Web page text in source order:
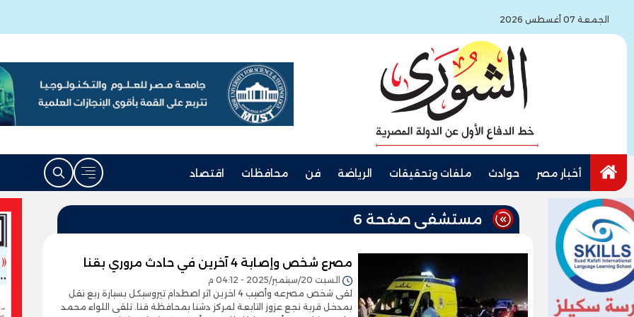
الجمعة 07 أغسطس 2026
أخبار مصر حوادث ملفات وتحقيقات الرياضة فن محافظات اقتصاد
مستشفى صفحة 6
مصرع شخص وإصابة 4 آخرين في حادث مروري بقنا
السبت 20/سبتمبر/2025 - 04:12 م
لقى شخص مصرعه وأصيب 4 اخرين اثر اصطدام تيروسيكل بسيارة ربع نقل
بمدخل قربة نجع عزوز التابعة لمركز دشنا بمحافظة قنا. تلقى اللواء محمد